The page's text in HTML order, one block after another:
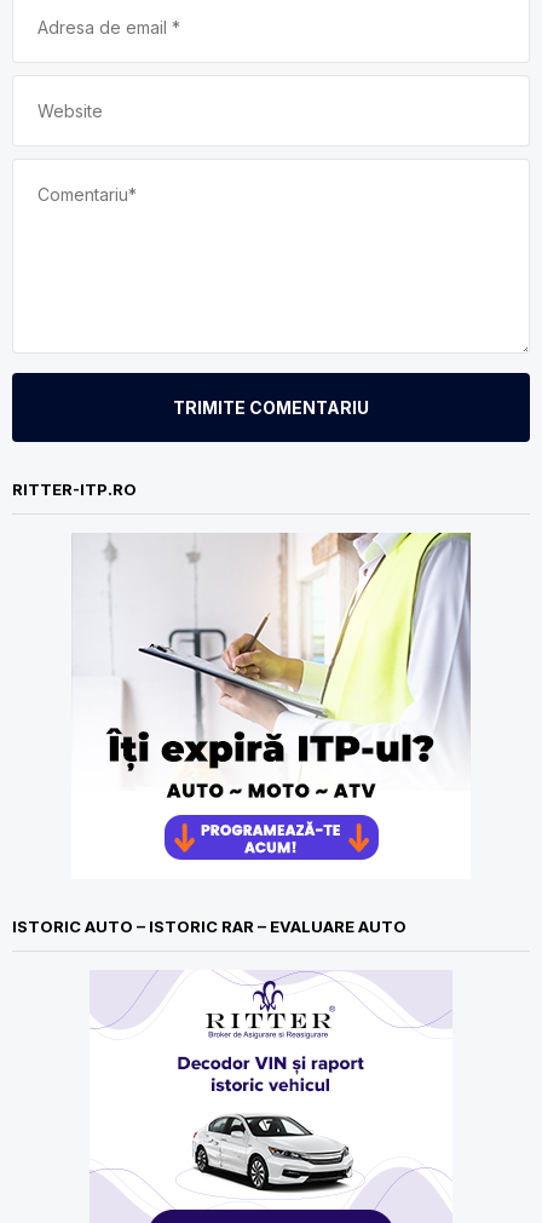
TRIMITE COMENTARIU
RITTER-ITP.RO
ISTORIC AUTO – ISTORIC RAR – EVALUARE AUTO